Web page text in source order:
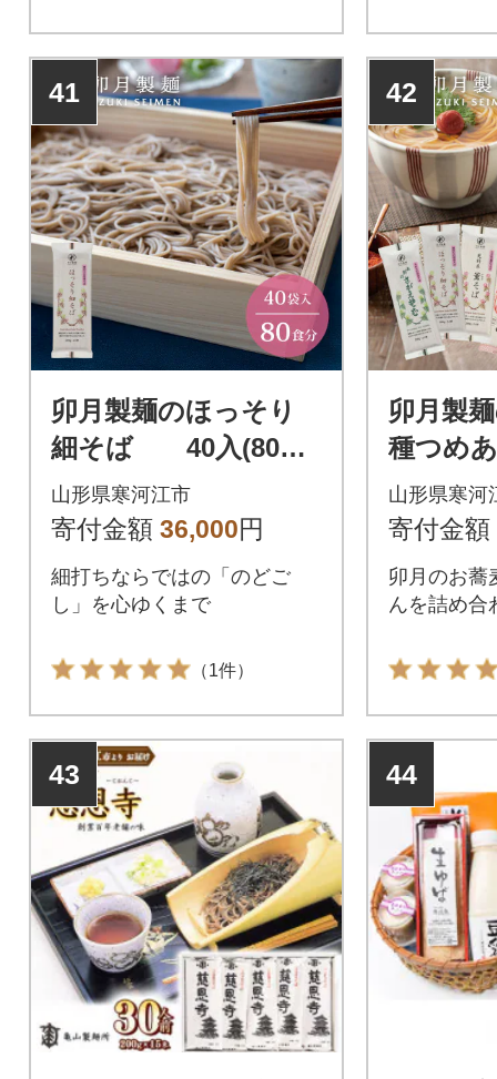
41
卯月製麺のほっそり
細そば 40入(80食)
036-F-UZ013
山形県寒河江市
寄付金額 36,000円
細打ちならではの「のどご
し」を心ゆくまで
（1件）
42
卯月製
種つめ
F-UZ008
山形県寒河
寄付金額
卯月のお蕎
んを詰め合
43 44